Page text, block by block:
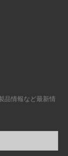
品情報など最新情